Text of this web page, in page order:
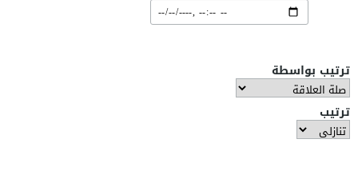
ترتيب بواسطة
ترتيب